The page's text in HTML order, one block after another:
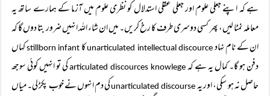
ہے کہ اپنے جعلی علوم اور جعلی عقلی استدلال کو نظری علوم میں آزما کے ہمارے ساتھ یہ
معاملہ نمٹا لیں، پھر کسی دوسری طرف کا رخ کریں۔ میں ان شاء اللہ انہیں ضرور بتا دوں گا کہ
ان کے نام نہادunarticulated intellectual discource کا stillborn infant
کہاں
دفن ہو گا۔ کمال یہ ہے کہ articulated discources knowlege
کی تو انہیں کوئی سوجھ
حاصل نہ ہو سکی، اور یہunarticulated discourse
کی دم انہوں نے خوب پکڑ لی۔ میاں